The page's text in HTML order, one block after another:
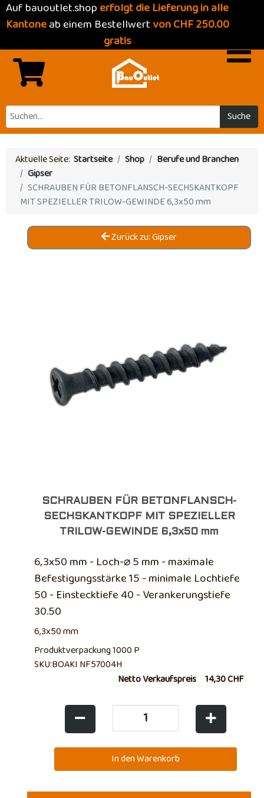
Auf bauoutlet.shoperfolgt die Lieferung in alle
Kantoneab einem Bestellwertvon CHF 250.00
gratis
Suche
Aktuelle Seite: Startseite Shop
Berufe und Branchen
Gipser
SCHRAUBEN FÜR BETONFLANSCH-SECHSKANTKOPF
MIT SPEZIELLER TRILOW-GEWINDE 6,3x50 mm
Zurück zu: Gipser
SCHRAUBEN FÜR BETONFLANSCH-
SECHSKANTKOPF MIT SPEZIELLER
TRILOW-GEWINDE 6,3x50 mm
6,3x50 mm - Loch-⌀ 5 mm - maximale
Befestigungsstärke 15 - minimale Lochtiefe
50 - Einstecktiefe 40 - Verankerungstiefe
30.50
6,3x50 mm
Produktverpackung 1000 P
SKU:BOAKI NF57004H
Netto Verkaufspreis 14,30 CHF